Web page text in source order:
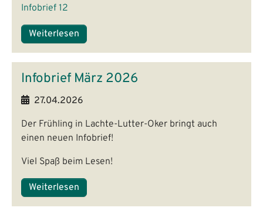
Infobrief 12
Weiterlesen
Infobrief März 2026
27.04.2026
Der Frühling in Lachte-Lutter-Oker bringt auch
einen neuen Infobrief!
Viel Spaß beim Lesen!
Weiterlesen